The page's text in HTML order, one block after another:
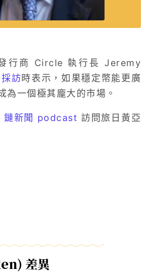
行商 Circle 執行長 Jeremy
訪時表示，如果穩定幣能更廣
為一個極其龐大的市場。
鏈新聞 podcast 訪問旅日黃亞
差異